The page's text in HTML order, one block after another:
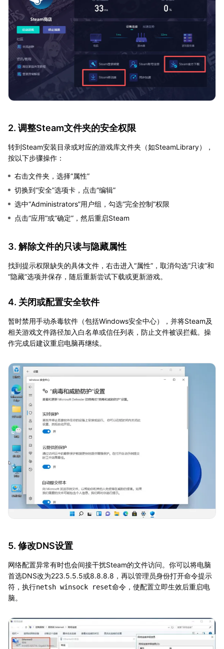
2. 调整Steam文件夹的安全权限
转到Steam安装目录或对应的游戏库文件夹（如SteamLibrary），
按以下步骤操作：
右击文件夹，选择“属性”
切换到“安全”选项卡，点击“编辑”
选中“Administrators”用户组，勾选“完全控制”权限
点击“应用”或“确定”，然后重启Steam
3. 解除文件的只读与隐藏属性
找到提示权限缺失的具体文件，右击进入“属性”，取消勾选“只读”和
“隐藏”选项并保存，随后重新尝试下载或更新游戏。
4. 关闭或配置安全软件
暂时禁用手动杀毒软件（包括Windows安全中心），并将Steam及
相关游戏文件路径加入白名单或信任列表，防止文件被误拦截。操
作完成后建议重启电脑再继续。
5. 修改DNS设置
网络配置异常有时也会间接干扰Steam的文件访问。你可以将电脑
首选DNS改为223.5.5.5或8.8.8.8，再以管理员身份打开命令提示
符，执行netsh winsock reset命令，使配置立即生效后重启电
脑。